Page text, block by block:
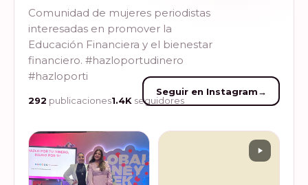
Comunidad de mujeres periodistas
interesadas en promover la
Educación Financiera y el bienestar
financiero. #hazloportudinero
#hazloporti
292 publicaciones1.4K seguidores
Seguir en Instagram→